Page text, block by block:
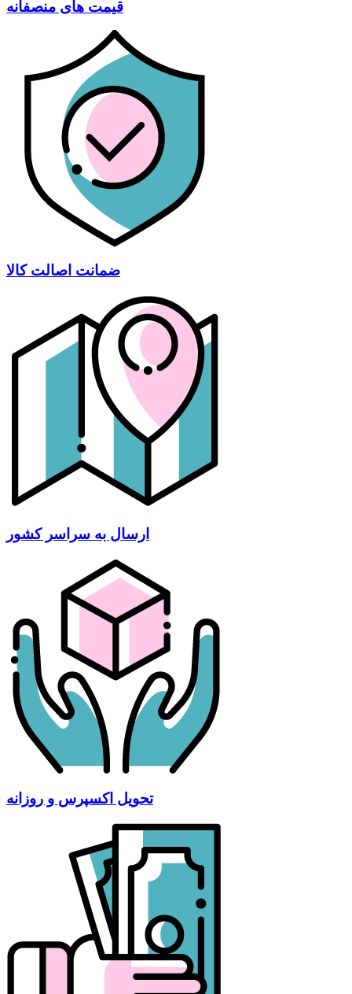
قیمت های منصفانه
ضمانت اصالت کالا
ارسال به سراسر کشور
تحویل اکسپرس و روزانه